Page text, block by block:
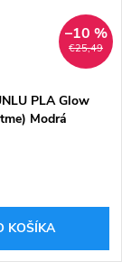
€25,49
–10 %
PLA Glow
Modrá
KOŠÍKA